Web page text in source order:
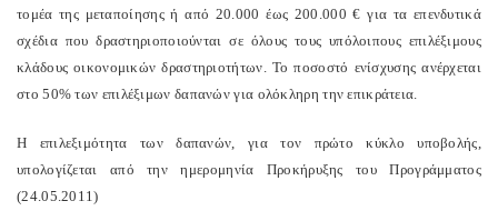
τομέα της μεταποίησης ή από 20.000 έως 200.000 € για τα επενδυτικά
σχέδια που δραστηριοποιούνται σε όλους τους υπόλοιπους επιλέξιμους
κλάδους οικονομικών δραστηριοτήτων. Το ποσοστό ενίσχυσης ανέρχεται
στο 50% των επιλέξιμων δαπανών για ολόκληρη την επικράτεια.
Η επιλεξιμότητα των δαπανών, για τον πρώτο κύκλο υποβολής,
υπολογίζεται από την ημερομηνία Προκήρυξης του Προγράμματος
(24.05.2011)